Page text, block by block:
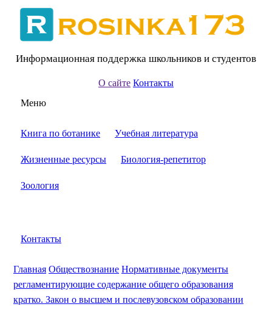
Информационная поддержка школьников и студентов
О сайте Контакты
Меню
Книга по ботанике Учебная литература
Жизненные ресурсы Биология-репетитор
Зоология
Контакты
Главная Обществознание Нормативные документы
регламентирующие содержание общего образования
кратко. Закон о высшем и послевузовском образовании